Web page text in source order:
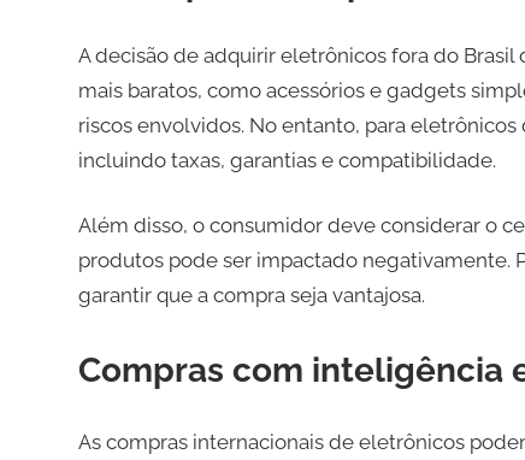
A decisão de adquirir eletrônicos fora do
mais baratos, como acessórios e gadgets
riscos envolvidos. No entanto, para
incluindo taxas, garantias e compatibilidade.
Além disso, o consumidor deve considerar o
produtos pode ser impactado negativamente.
garantir que a compra seja vantajosa.
Compras com inteligência
As compras internacionais de eletrônicos